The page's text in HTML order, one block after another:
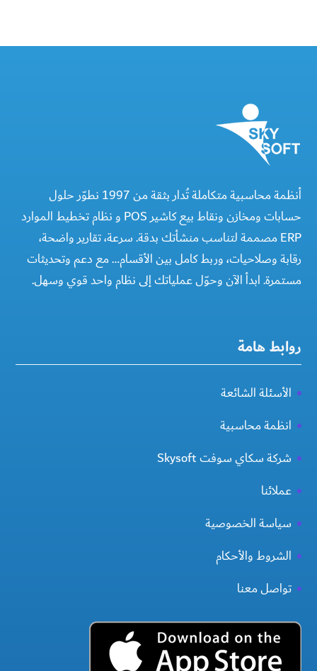
أنظمة محاسبية متكاملة تُدار بثقة من 1997 نطوّر حلول
حسابات ومخازن ونقاط بيع كاشير POS و نظام تخطيط الموارد
ERP مصممة لتناسب منشأتك بدقة. سرعة، تقارير واضحة،
رقابة وصلاحيات، وربط كامل بين الأقسام… مع دعم وتحديثات
مستمرة. ابدأ الآن وحوّل عملياتك إلى نظام واحد قوي وسهل.
روابط هامة
الأسئلة الشائعة
انظمة محاسبية
شركة سكاي سوفت Skysoft
عملائنا
سياسة الخصوصية
الشروط والأحكام
تواصل معنا